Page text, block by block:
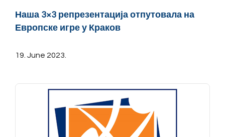
Наша 3×3 репрезентација отпутовала на
Европске игре у Краков
19. June 2023.